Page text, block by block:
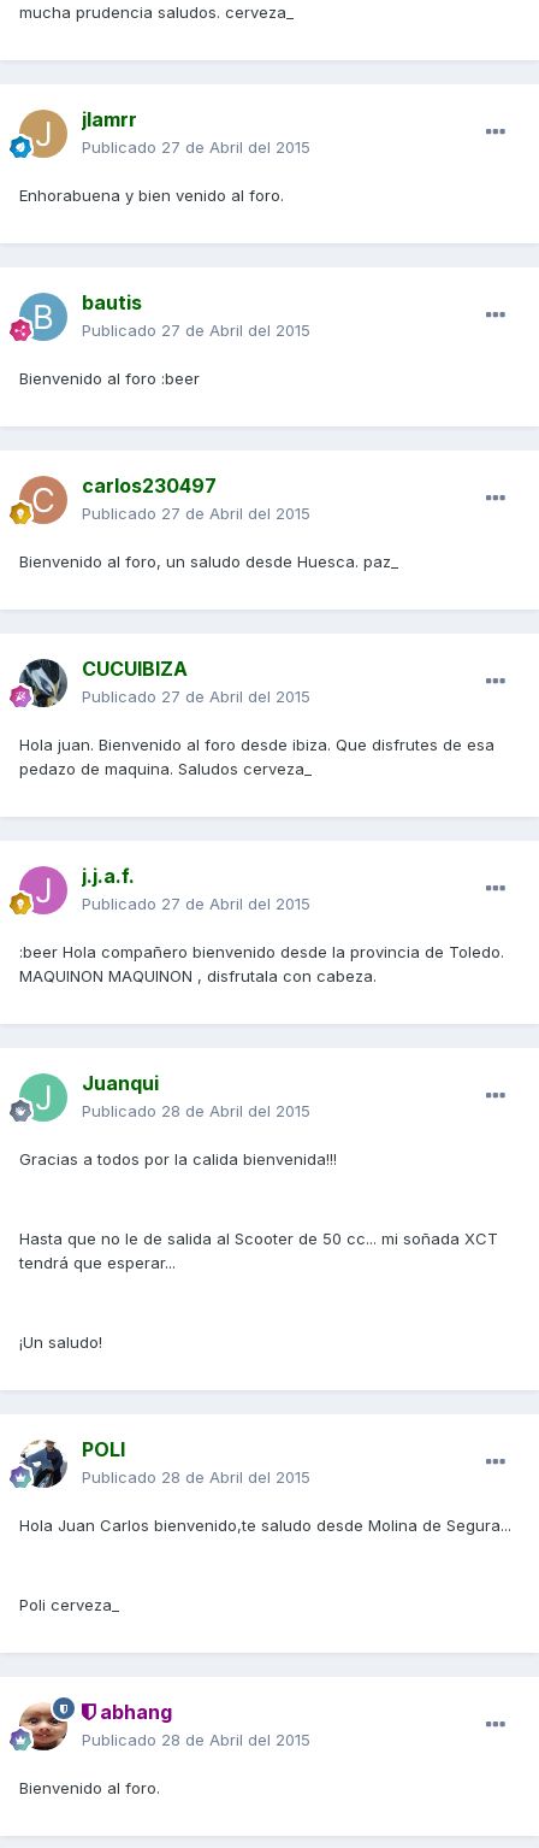
mucha prudencia saludos. cerveza_
jlamrr
Publicado 27 de Abril del 2015
Enhorabuena y bien venido al foro.
bautis
Publicado 27 de Abril del 2015
Bienvenido al foro :beer
carlos230497
Publicado 27 de Abril del 2015
Bienvenido al foro, un saludo desde Huesca. paz_
CUCUIBIZA
Publicado 27 de Abril del 2015
Hola juan. Bienvenido al foro desde ibiza. Que disfrutes de esa
pedazo de maquina. Saludos cerveza_
j.j.a.f.
Publicado 27 de Abril del 2015
:beer Hola compañero bienvenido desde la provincia de Toledo.
MAQUINON MAQUINON , disfrutala con cabeza.
Juanqui
Publicado 28 de Abril del 2015
Gracias a todos por la calida bienvenida!!!
Hasta que no le de salida al Scooter de 50 cc... mi soñada XCT
tendrá que esperar...
¡Un saludo!
POLI
Publicado 28 de Abril del 2015
Hola Juan Carlos bienvenido,te saludo desde Molina de Segura...
Poli cerveza_
abhang
Publicado 28 de Abril del 2015
Bienvenido al foro.